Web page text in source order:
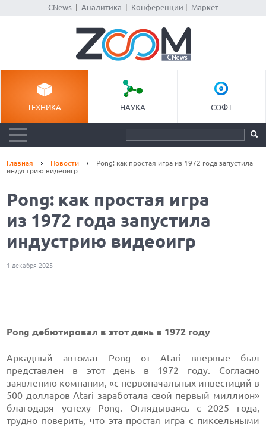
CNews| Аналитика Конференции Маркет
ТЕХНИКА НАУКА СОФТ
Главная Новости
Pong: как простая игра из 1972 года запустила
индустрию видеоигр
Pong: как простая игра
из 1972 года запустила
индустрию видеоигр
1 декабря 2025
Pong дебютировал в этот день в 1972 году
Аркадный автомат Pong от Atari впервые был
представлен в этот день в 1972 году. Согласно
заявлению компании, «с первоначальных инвестиций в
500 долларов Atari заработала свой первый миллион»
благодаря успеху Pong. Оглядываясь с 2025 года,
трудно поверить, что эта простая игра с пиксельными